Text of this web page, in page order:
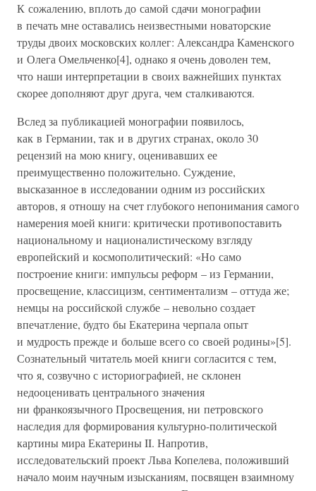
К сожалению, вплоть до самой сдачи монографии
в печать мне оставались неизвестными новаторские
труды двоих московских коллег: Александра Каменского
и Олега Омельченко[4], однако я очень доволен тем,
что наши интерпретации в своих важнейших пунктах
скорее дополняют друг друга, чем сталкиваются.
Вслед за публикацией монографии появилось,
как в Германии, так и в других странах, около 30
рецензий на мою книгу, оценивавших ее
преимущественно положительно. Суждение,
высказанное в исследовании одним из российских
авторов, я отношу на счет глубокого непонимания самого
намерения моей книги: критически противопоставить
национальному и националистическому взгляду
европейский и космополитический: «Но само
построение книги: импульсы реформ – из Германии,
просвещение, классицизм, сентиментализм – оттуда же;
немцы на российской службе – невольно создает
впечатление, будто бы Екатерина черпала опыт
и мудрость прежде и больше всего со своей родины»[5].
Сознательный читатель моей книги согласится с тем,
что я, созвучно с историографией, не склонен
недооценивать центрального значения
ни франкоязычного Просвещения, ни петровского
наследия для формирования культурно-политической
картины мира Екатерины II. Напротив,
исследовательский проект Льва Копелева, положивший
начало моим научным изысканиям, посвящен взаимному